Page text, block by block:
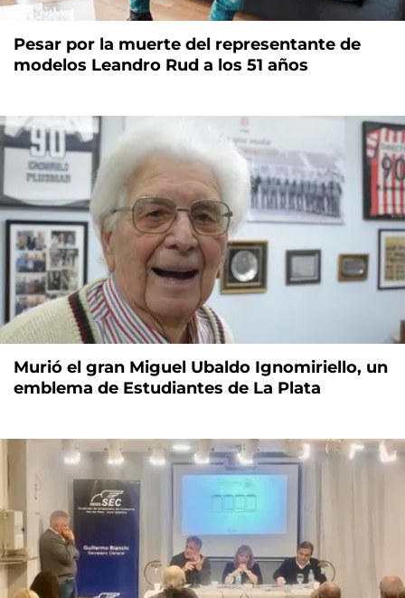
Pesar por la muerte del representante de
modelos Leandro Rud a los 51 años
Murió el gran Miguel Ubaldo Ignomiriello, un
emblema de Estudiantes de La Plata